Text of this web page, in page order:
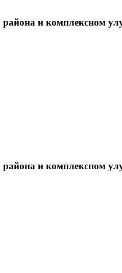
и комплексном
и комплексном